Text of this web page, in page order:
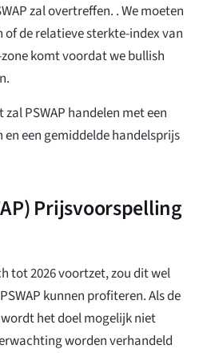
zal overtreffen. . We moeten
de relatieve sterkte-index van
komt voordat we bullish
PSWAP handelen met een
en een gemiddelde handelsprijs
Prijsvoorspelling
tot 2026 voortzet, zou dit wel
kunnen profiteren. Als de
het doel mogelijk niet
worden verhandeld